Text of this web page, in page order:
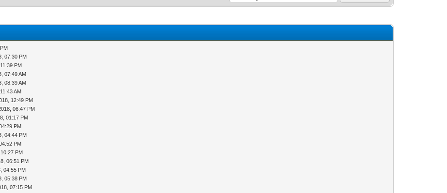
07:30 PM
PM
07:49 AM
08:39 AM
AM
12:49 PM
06:47 PM
01:17 PM
PM
04:44 PM
PM
PM
06:51 PM
04:55 PM
05:38 PM
07:15 PM